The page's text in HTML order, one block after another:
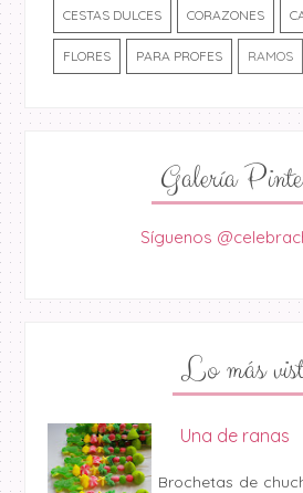
CESTAS DULCES CORAZONES
FLORES PARA PROFES RAMOS
Galería
Síguenos
Lo más
Una de ranas
Brochetas de